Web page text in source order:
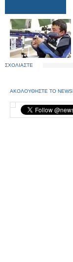
ΣΧΟΛΙΑΣΤΕ
ΑΚΟΛΟΥΘΗΣΤΕ ΤΟ